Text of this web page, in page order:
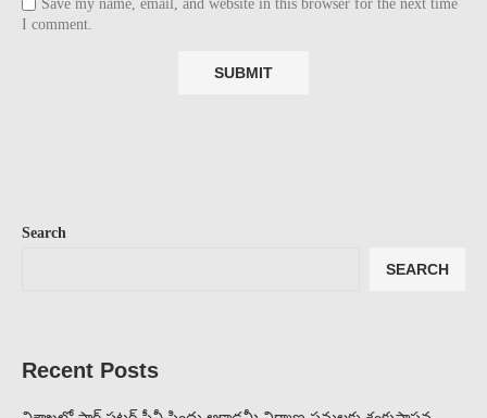
Save my name, email, and website in this browser for the next time
I comment.
Search
SEARCH
Recent Posts